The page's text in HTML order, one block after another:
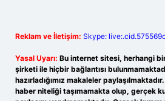
Reklam ve İletişim: Skype:
Yasal Uyarı: Bu internet sitesi, herhangi
şirketi ile hiçbir bağlantısı
hazırladığımız makaleler
haber niteliği taşımamakta olup, gerçek